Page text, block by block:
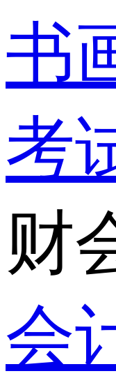
书
考
财
会